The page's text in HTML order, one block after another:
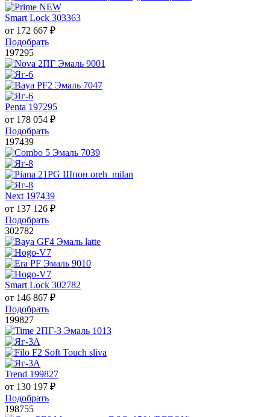
Smart Lock 303363
от 172 667 ₽
Подобрать
197295
Penta 197295
от 178 054 ₽
Подобрать
197439
Next 197439
от 137 126 ₽
Подобрать
302782
Smart Lock 302782
от 146 867 ₽
Подобрать
199827
Trend 199827
от 130 197 ₽
Подобрать
198755